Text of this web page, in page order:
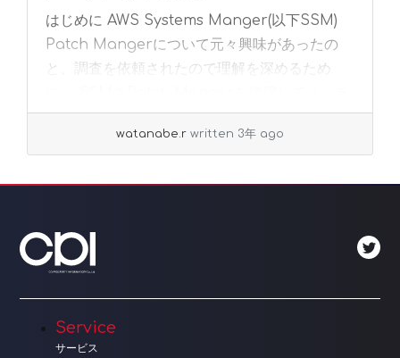
はじめに AWS Systems Manger(以下SSM)
Patch Mangerについて元々興味があったの
と、調査を依頼されたので理解を深めるため
適応の自動化を... »read more
watanabe.r written 3年 ago
Service
サービス